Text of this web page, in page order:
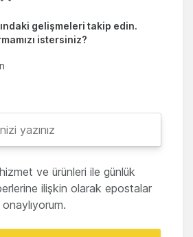
gelişmeleri takip edin.
istersiniz?
ve ürünleri ile günlük
ilişkin olarak epostalar